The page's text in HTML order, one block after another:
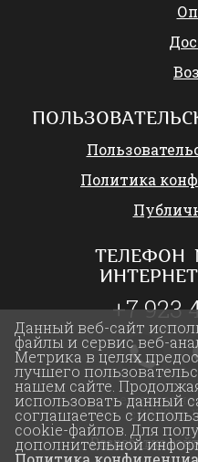
Политика
ТЕЛЕФОН
+7 923
ежедневно с
с 05:00 до
Разработка
Данный веб-сайт
файлы и сервис веб-
Метрика в целях
лучшего
нашем сайте.
использовать данный
соглашаетесь с
cookie-файлов. Для
дополнительной